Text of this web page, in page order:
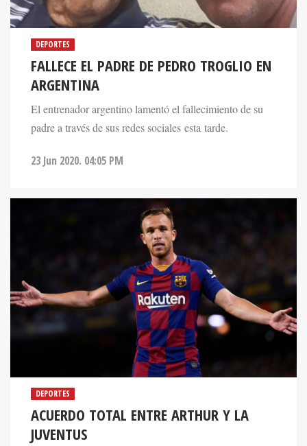
DEPORTES
FALLECE EL PADRE DE PEDRO TROGLIO EN
ARGENTINA
El entrenador argentino lamentó el fallecimiento de su
padre a través de sus redes sociales esta tarde.
23 Jun 2020. 04:05 PM
DEPORTES
ACUERDO TOTAL ENTRE ARTHUR Y LA
JUVENTUS